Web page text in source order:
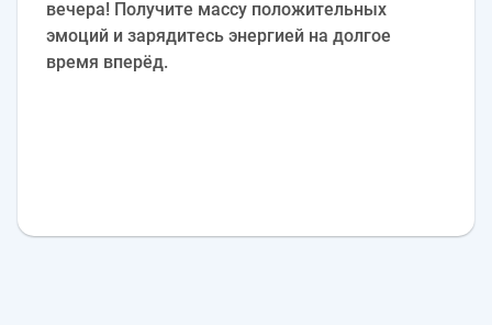
вечера! Получите массу положительных
эмоций и зарядитесь энергией на долгое
время вперёд.